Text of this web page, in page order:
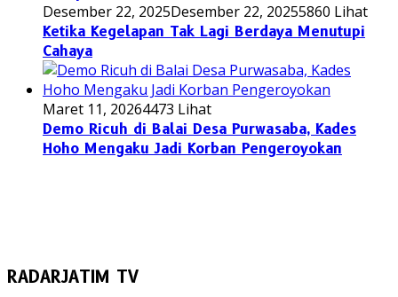
Desember 22, 2025Desember 22, 20255860 Lihat
Ketika Kegelapan Tak Lagi Berdaya Menutupi
Cahaya
Maret 11, 20264473 Lihat
Demo Ricuh di Balai Desa Purwasaba, Kades
Hoho Mengaku Jadi Korban Pengeroyokan
RADARJATIM TV